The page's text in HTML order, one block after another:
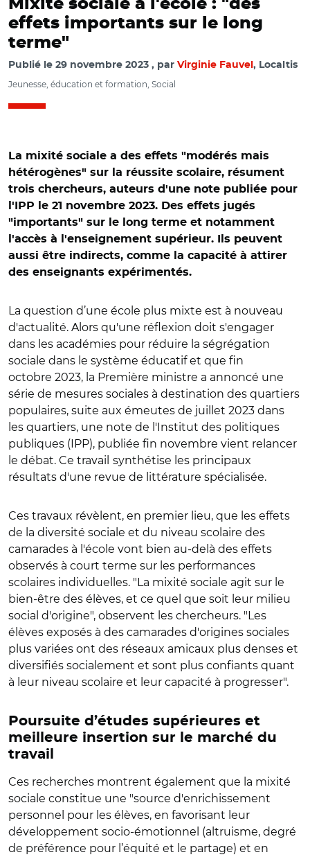
Mixité sociale à l'école : "des
effets importants sur le long
terme"
Publié le 29 novembre 2023 par Virginie Fauvel , Localtis
Jeunesse, éducation et formation, Social
La mixité sociale a des effets "modérés mais
hétérogènes" sur la réussite scolaire, résument
trois chercheurs, auteurs d'une note publiée pour
l'IPP le 21 novembre 2023. Des effets jugés
"importants" sur le long terme et notamment
l'accès à l'enseignement supérieur. Ils peuvent
aussi être indirects, comme la capacité à attirer
des enseignants expérimentés.
La question d’une école plus mixte est à nouveau
d'actualité. Alors qu'une réflexion doit s'engager
dans les académies pour réduire la ségrégation
sociale dans le système éducatif et que fin
octobre 2023, la Première ministre a annoncé une
série de mesures sociales à destination des quartiers
populaires, suite aux émeutes de juillet 2023 dans
les quartiers, une note de l'Institut des politiques
publiques (IPP), publiée fin novembre vient relancer
le débat. Ce travail synthétise les principaux
résultats d'une revue de littérature spécialisée.
Ces travaux révèlent, en premier lieu, que les effets
de la diversité sociale et du niveau scolaire des
camarades à l'école vont bien au-delà des effets
observés à court terme sur les performances
scolaires individuelles. "La mixité sociale agit sur le
bien-être des élèves, et ce quel que soit leur milieu
social d'origine", observent les chercheurs. "Les
élèves exposés à des camarades d'origines sociales
plus variées ont des réseaux amicaux plus denses et
diversifiés socialement et sont plus confiants quant
à leur niveau scolaire et leur capacité à progresser".
Poursuite d’études supérieures et
meilleure insertion sur le marché du
travail
Ces recherches montrent également que la mixité
sociale constitue une "source d'enrichissement
personnel pour les élèves, en favorisant leur
développement socio-émotionnel (altruisme, degré
de préférence pour l’équité et le partage) et en